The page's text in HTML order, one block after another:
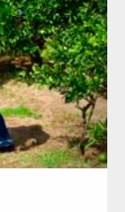
細マッチョ)
唐津 (佐賀)